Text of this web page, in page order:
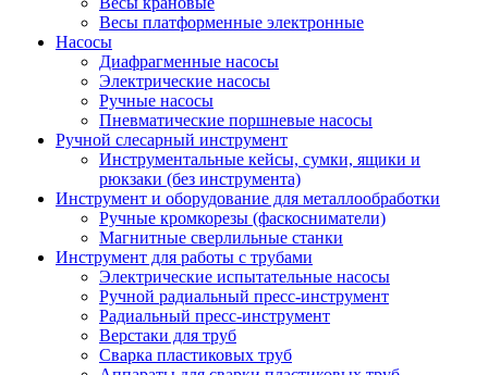
Весы платформенные электронные
Насосы
Диафрагменные насосы
Электрические насосы
Ручные насосы
Пневматические поршневые насосы
Ручной слесарный инструмент
Инструментальные кейсы, сумки, ящики и
рюкзаки (без инструмента)
Инструмент и оборудование для металлообработки
Ручные кромкорезы (фаскосниматели)
Магнитные сверлильные станки
Инструмент для работы с трубами
Электрические испытательные насосы
Ручной радиальный пресс-инструмент
Радиальный пресс-инструмент
Верстаки для труб
Сварка пластиковых труб